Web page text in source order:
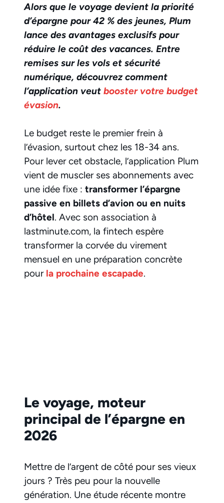
Alors que le voyage devient la priorité
d’épargne pour 42 % des jeunes, Plum
lance des avantages exclusifs pour
réduire le coût des vacances. Entre
remises sur les vols et sécurité
numérique, découvrez comment
l’application veut booster votre budget
évasion.
Le budget reste le premier frein à
l’évasion, surtout chez les 18-34 ans.
Pour lever cet obstacle, l’application Plum
vient de muscler ses abonnements avec
une idée fixe : transformer l’épargne
passive en billets d’avion ou en nuits
d’hôtel. Avec son association à
lastminute.com, la fintech espère
transformer la corvée du virement
mensuel en une préparation concrète
pour la prochaine escapade.
Le voyage, moteur
principal de l’épargne en
2026
Mettre de l’argent de côté pour ses vieux
jours ? Très peu pour la nouvelle
génération. Une étude récente montre